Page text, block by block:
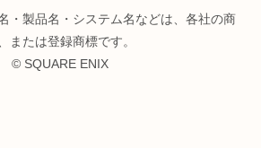
・製品名・システム名などは、各社の商
または登録商標です。
© SQUARE ENIX